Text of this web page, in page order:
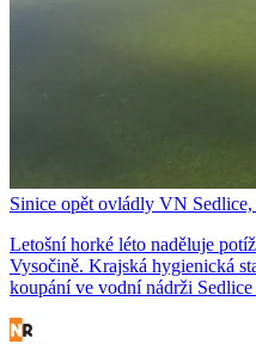
Sinice opět ovládly VN
Letošní horké léto naděluje
Vysočině. Krajská hygienická
koupání ve vodní nádrži